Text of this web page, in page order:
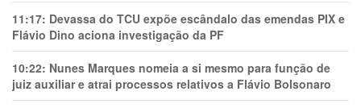
11:17: Devassa do TCU expõe escândalo das emendas PIX e
Flávio Dino aciona investigação da PF
10:22: Nunes Marques nomeia a si mesmo para função de
juiz auxiliar e atrai processos relativos a Flávio Bolsonaro